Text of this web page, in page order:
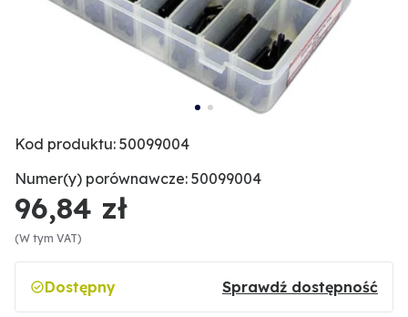
Kod produktu: 50099004
Numer(y) porównawcze: 50099004
96,84 zł
(W tym VAT)
Dostępny Sprawdź dostępność